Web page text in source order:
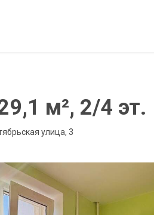
м², 2/4 эт.
улица, 3